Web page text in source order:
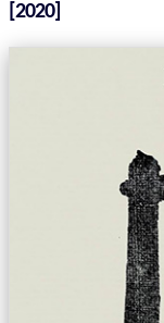
[2020]